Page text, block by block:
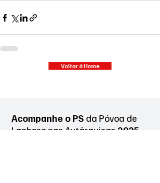
Voltar á Home
Acompanhe o PS da Póvoa de
Lanhoso nas Autárquicas 2025